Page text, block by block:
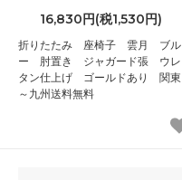
16,830円(税1,530円)
折りたたみ 座椅子 雲月 ブル
ー 肘置き ジャガード張 ウレ
タン仕上げ ゴールドあり 関東
～九州送料無料